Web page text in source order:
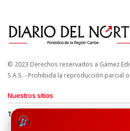
© 2023 Derechos reservados a Gámez
S.A.S. - Prohibida la reproducción parcial
Nuestros sitios
Términos y Condiciones
Derechos
Política de uso de cookies
Política